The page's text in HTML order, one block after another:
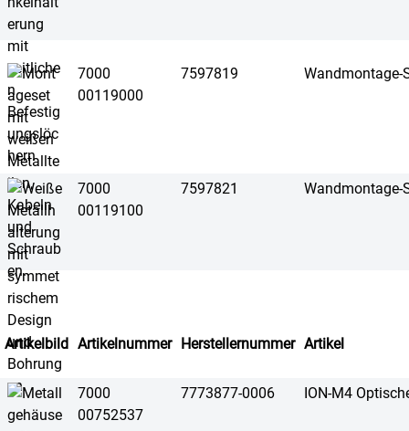
7000
00119000
7597819 Wandmontage-
7000
00119100
7597821 Wandmontage-
Artikelbild Artikelnummer Herstellernummer Artikel
7000
00752537
7773877-0006 ION-M4